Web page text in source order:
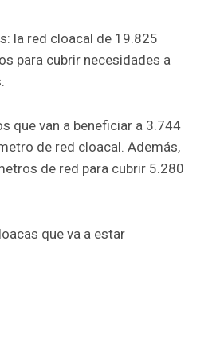
la red cloacal de 19.825
para cubrir necesidades a
que van a beneficiar a 3.744
de red cloacal. Además,
de red para cubrir 5.280
que va a estar